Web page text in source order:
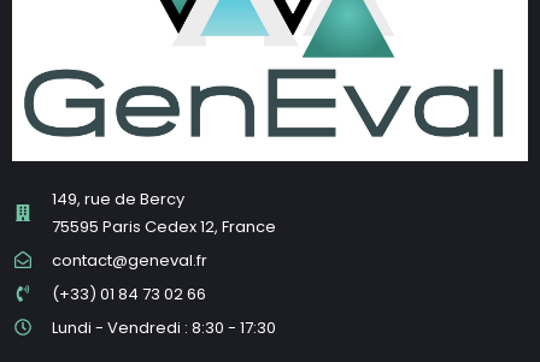
149, rue de Bercy
75595 Paris Cedex 12, France
contact@geneval.fr
(+33) 01 84 73 02 66
Lundi - Vendredi : 8:30 - 17:30